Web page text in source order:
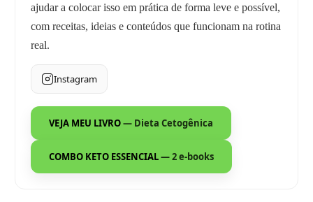
ajudar a colocar isso em prática de forma leve e possível,
com receitas, ideias e conteúdos que funcionam na rotina
real.
Instagram
VEJA MEU LIVRO— Dieta Cetogênica
COMBO KETO ESSENCIAL— 2 e-books